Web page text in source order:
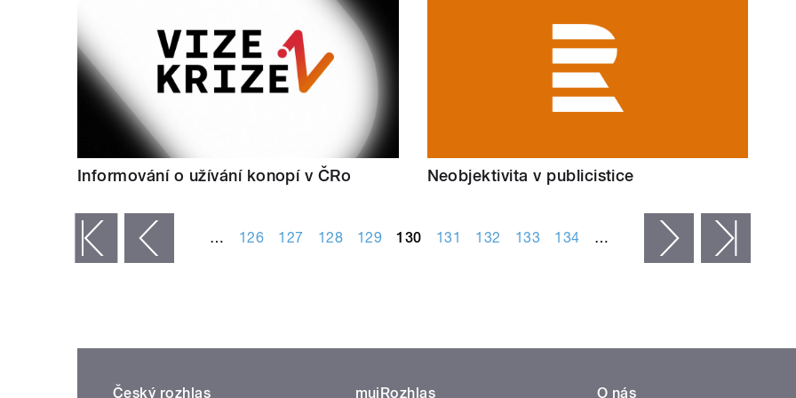
Informování o užívání konopí v ČRo Neobjektivita v publicistice
‹ předchozí … 126 127 128 129 130 131 132 133 134 … následující ›
Český rozhlas mujRozhlas O nás